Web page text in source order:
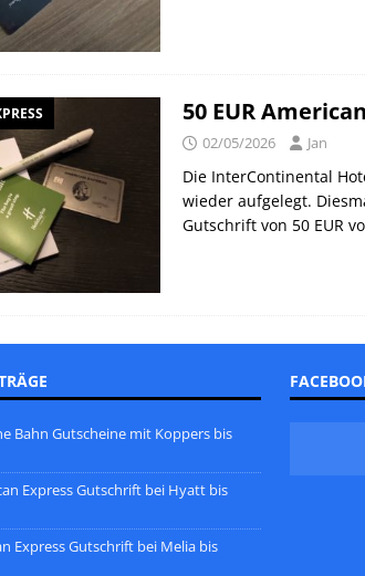
50 EUR
02/05/2026 Jan
Die InterContinental
wieder aufgelegt.
Gutschrift von 50 EUR
Bahn Gutscheine mit Koppers bis
Express Gutschrift bei Hyatt bis
Express Gutschrift bei Melia bis